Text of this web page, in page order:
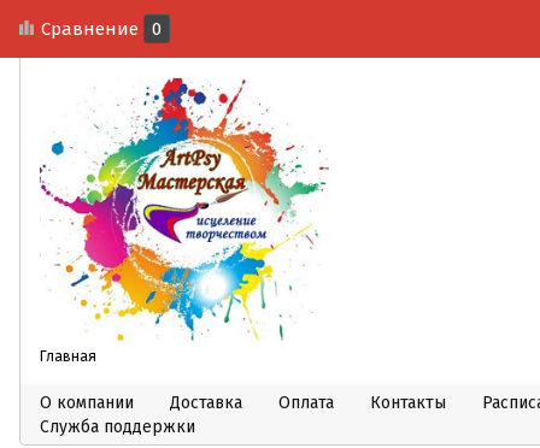
Сравнение 0
Главная
О компании Доставка Оплата Контакты
Служба поддержки